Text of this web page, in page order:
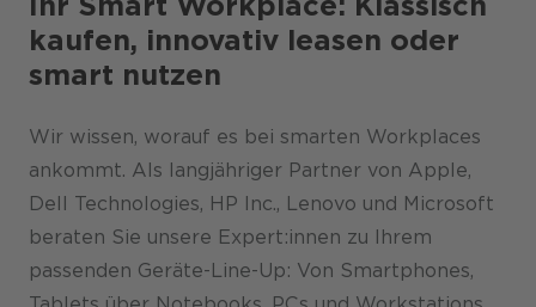
kaufen, innovativ leasen oder
smart nutzen
Wir wissen, worauf es bei smarten Workplaces
ankommt. Als langjähriger Partner von Apple,
Dell Technologies, HP Inc., Lenovo und Microsoft
beraten Sie unsere Expert:innen zu Ihrem
passenden Geräte-Line-Up: Von Smartphones,